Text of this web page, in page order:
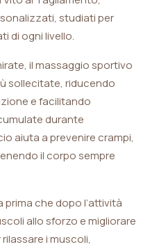
studiati per
di ogni livello.
il massaggio sportivo
sollecitate, riducendo
e facilitando
durante
aiuta a prevenire crampi,
il corpo sempre
che dopo l’attività
allo sforzo e migliorare
i muscoli,